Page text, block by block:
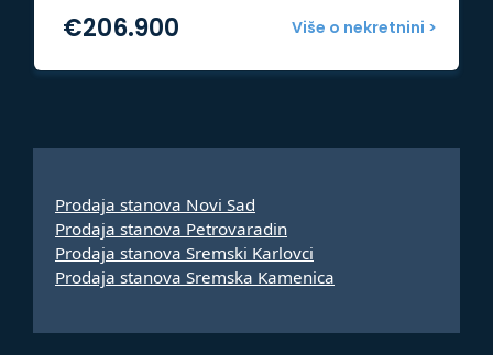
Više o nekretnini >
€206.900
Prodaja stanova Novi Sad
Prodaja stanova Petrovaradin
Prodaja stanova Sremski Karlovci
Prodaja stanova Sremska Kamenica